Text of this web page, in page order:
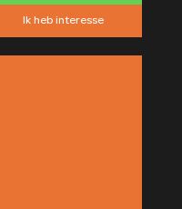
Ik heb interesse